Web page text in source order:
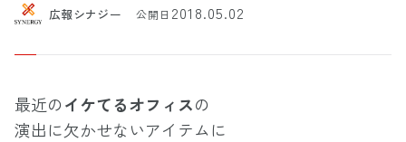
広報シナジー 公開日 2018.05.02
最近のイケてるオフィスの
演出に欠かせないアイテムに